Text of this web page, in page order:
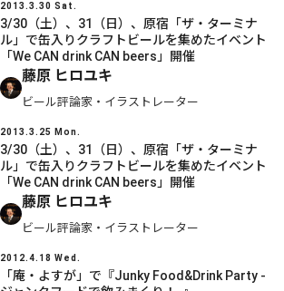
2013.3.30 Sat.
3/30（土）、31（日）、原宿「ザ・ターミナ
ル」で缶入りクラフトビールを集めたイベント
「We CAN drink CAN beers」開催
藤原 ヒロユキ
ビール評論家・イラストレーター
2013.3.25 Mon.
3/30（土）、31（日）、原宿「ザ・ターミナ
ル」で缶入りクラフトビールを集めたイベント
「We CAN drink CAN beers」開催
藤原 ヒロユキ
ビール評論家・イラストレーター
2012.4.18 Wed.
「庵・よすが」で『Junky Food&Drink Party -